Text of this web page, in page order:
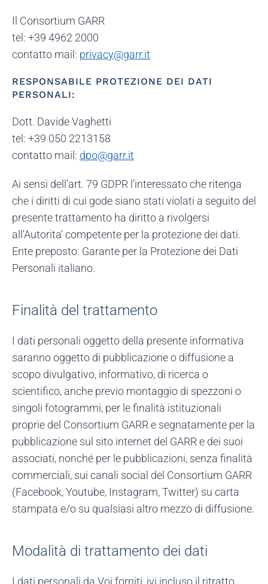
Il Consortium GARR
tel: +39 4962 2000
contatto mail: privacy@garr.it
RESPONSABILE PROTEZIONE DEI DATI
PERSONALI:
Dott. Davide Vaghetti
tel: +39 050 2213158
contatto mail: dpo@garr.it
Ai sensi dell’art. 79 GDPR l'interessato che ritenga
che i diritti di cui gode siano stati violati a seguito del
presente trattamento ha diritto a rivolgersi
all'Autorita' competente per la protezione dei dati.
Ente preposto: Garante per la Protezione dei Dati
Personali italiano.
Finalità del trattamento
I dati personali oggetto della presente informativa
saranno oggetto di pubblicazione o diffusione a
scopo divulgativo, informativo, di ricerca o
scientifico, anche previo montaggio di spezzoni o
singoli fotogrammi, per le finalità istituzionali
proprie del Consortium GARR e segnatamente per la
pubblicazione sul sito internet del GARR e dei suoi
associati, nonché per le pubblicazioni, senza finalità
commerciali, sui canali social del Consortium GARR
(Facebook, Youtube, Instagram, Twitter) su carta
stampata e/o su qualsiasi altro mezzo di diffusione.
Modalità di trattamento dei dati
I dati personali da Voi forniti, ivi incluso il ritratto